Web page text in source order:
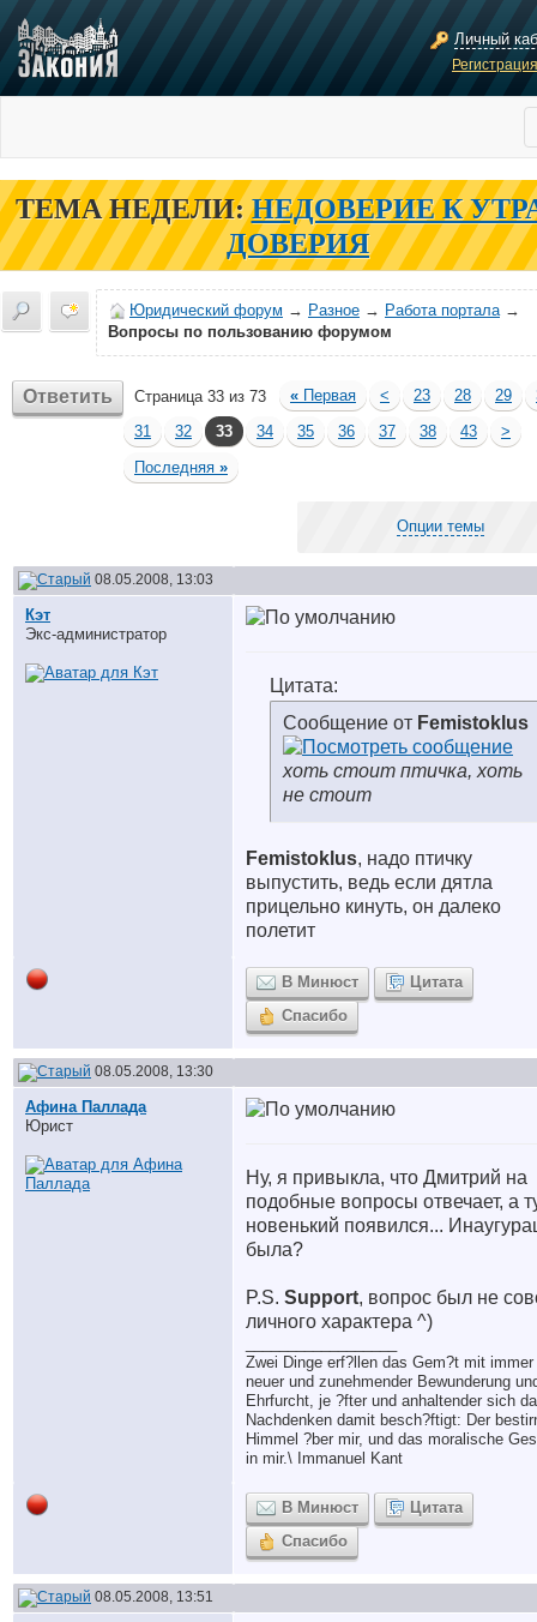
Личный
ТЕМА НЕДЕЛИ: НЕДОВЕРИЕ К
ДОВЕРИЯ
Юридический форум → Разное → Работа портала→
Вопросы по пользованию форумом
Ответить Страница 33 из 73 « Первая < 23 28 29
31
32 33 34 35 36 37 38 43
>
Последняя »
Опции темы
08.05.2008, 13:03
Кэт
Экс-администратор
Цитата:
Сообщение от Femistoklus
хоть стоит птичка, хоть
не стоит
Femistoklus, надо птичку
выпустить, ведь если дятла
прицельно кинуть, он далеко
полетит
В Минюст
Цитата
Спасибо
08.05.2008, 13:30
Афина Паллада
Юрист
Ну, я привыкла, что Дмитрий на
подобные вопросы отвечает, а
новенький появился...
была?
P.S. Support, вопрос был не
личного характера ^)
Zwei Dinge erf?llen das Gem?t mit immer
neuer und zunehmender Bewunderung
Ehrfurcht, je ?fter und anhaltender sich
Nachdenken damit besch?ftigt: Der
Himmel ?ber mir, und das moralische
in mir.\ Immanuel Kant
В Минюст
Цитата
Спасибо
08.05.2008, 13:51